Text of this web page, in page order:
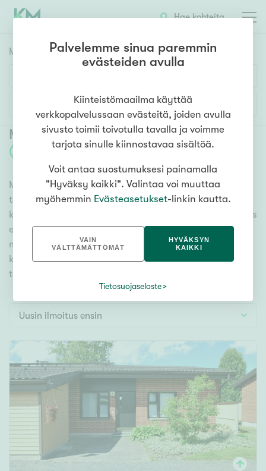
Hae kohteita
Myyntikohteet
1h 2h 3h 4h 5h+
Asuntotyyppi
Kerros-/luhtitalo
Rivitalo/paritalo
Omakoti-/erillistalo
Maa- tai metsätila
Vapaa-ajan asunto
Muut
000 000 €
Pinta-ala
Lisää hakuehtoja
Myytävät asunnot Seinäjoki Kasperi
(
Meiltä löydät myytävät asunnot Seinäjoki Kasperi, oli
tarpeesi mikä vain! Tuhansien kohteiden ja satojen
kiinteistönvälittäjien verkostomme auttaa sinua kenties
elämäsi tärkeimmässä päätöksessä. Katso alta kaikki
myytävät asunnot Seinäjoki Kasperi. Hyödynnä myös
kätevää hakutyökaluamme, jonka avulla löydät omien
toiveidesi mukaisen kodin.
Uusin ilmoitus ensin
Palvelemme sinua paremmin
evästeiden avulla
Kiinteistömaailma käyttää
verkkopalvelussaan evästeitä, joiden avulla
sivusto toimii toivotulla tavalla ja voimme
tarjota sinulle kiinnostavaa sisältöä.
Voit antaa suostumuksesi painamalla
"Hyväksy kaikki". Valintaa voi muuttaa
myöhemmin Evästeasetukset-linkin kautta.
VAIN
VÄLTTÄMÄTTÖMÄT
HYVÄKSYN
KAIKKI
Tietosuojaseloste